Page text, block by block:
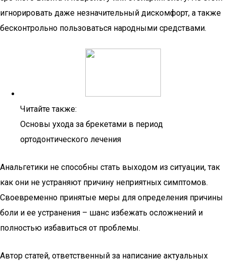
игнорировать даже незначительный дискомфорт, а также
бесконтрольно пользоваться народными средствами.
Читайте также:
Основы ухода за брекетами в период
ортодонтического лечения
Анальгетики не способны стать выходом из ситуации, так
как они не устраняют причину неприятных симптомов.
Своевременно принятые меры для определения причины
боли и ее устранения – шанс избежать осложнений и
полностью избавиться от проблемы.
Автор статей, ответственный за написание актуальных